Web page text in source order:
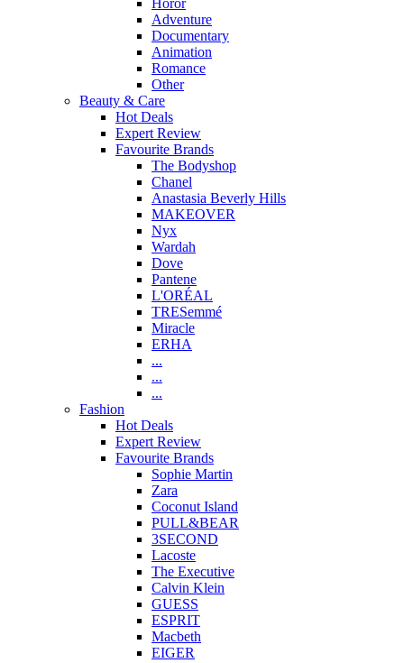
Adventure
Documentary
Animation
Romance
Other
Beauty & Care
Hot Deals
Expert Review
Favourite Brands
The Bodyshop
Chanel
Anastasia Beverly Hills
MAKEOVER
Nyx
Wardah
Dove
Pantene
L'ORÉAL
TRESemmé
Miracle
ERHA
...
...
...
Fashion
Hot Deals
Expert Review
Favourite Brands
Sophie Martin
Zara
Coconut Island
PULL&BEAR
3SECOND
Lacoste
The Executive
Calvin Klein
GUESS
ESPRIT
Macbeth
EIGER